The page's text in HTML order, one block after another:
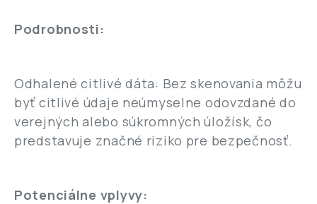
Podrobnosti:
Odhalené citlivé dáta: Bez skenovania môžu
byť citlivé údaje neúmyselne odovzdané do
verejných alebo súkromných úložísk, čo
predstavuje značné riziko pre bezpečnosť.
Potenciálne vplyvy: